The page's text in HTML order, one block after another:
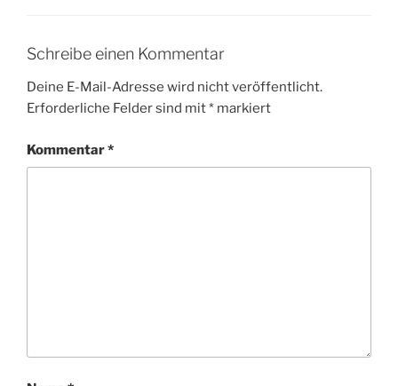
Schreibe einen Kommentar
Deine E-Mail-Adresse wird nicht veröffentlicht.
Erforderliche Felder sind mit* markiert
Kommentar*